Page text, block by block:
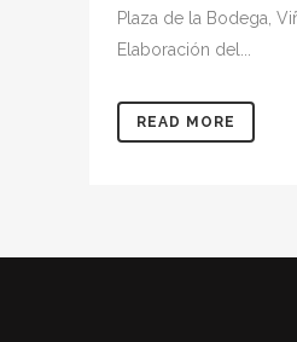
Plaza de la Bodega,
Elaboración del...
READ MORE